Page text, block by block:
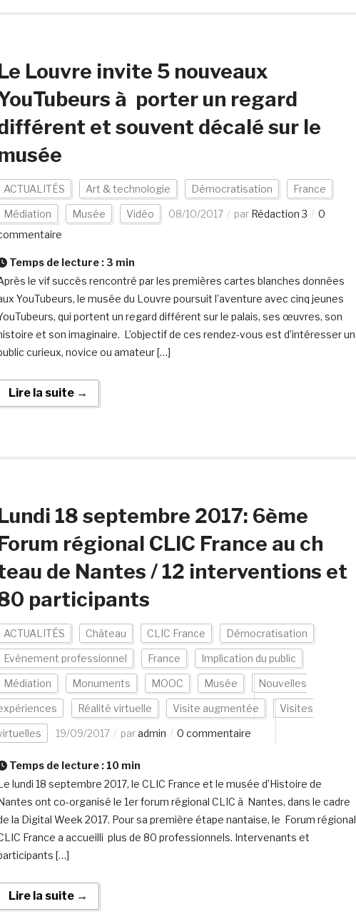
Louvre invite 5 nouveaux
à porter un regard
et souvent décalé sur le
ACTUALITÉS Art & technologie Démocratisation France
Médiation Musée Vidéo 08/10/2017 par Rédaction 3
0
Temps de lecture : 3 min
le vif succès rencontré par les premières cartes blanches données
YouTubeurs, le musée du Louvre poursuit l’aventure avec cinq jeunes
qui portent un regard différent sur le palais, ses œuvres, son
et son imaginaire. L’objectif de ces rendez-vous est d’intéresser un
curieux, novice ou amateur […]
Lire la suite →
18 septembre 2017: 6ème
régional CLIC France au ch
de Nantes / 12 interventions et
participants
ACTUALITÉS Château CLIC France Démocratisation
Evènement professionnel France Implication du public
Médiation Monuments MOOC Musée Nouvelles
Réalité virtuelle Visite augmentée Visites
19/09/2017 paradmin 0 commentaire
Temps de lecture : 10 min
lundi 18 septembre 2017, le CLIC France et le musée d’Histoire de
ont co-organisé le 1er forum régional CLIC à Nantes, dans le cadre
la Digital Week 2017. Pour sa première étape nantaise, le Forum régional
France a accueilli plus de 80 professionnels. Intervenants et
[…]
Lire la suite →